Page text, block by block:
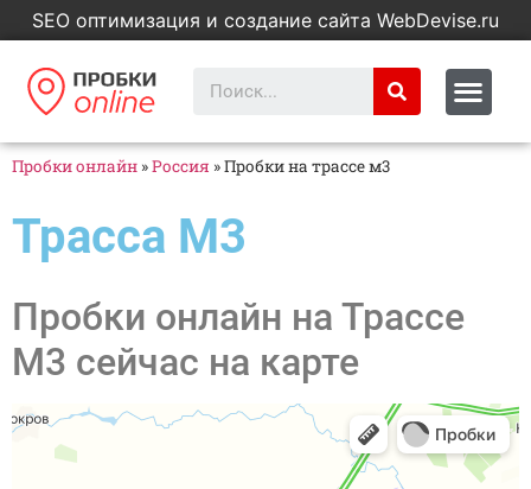
SEO оптимизация и создание сайта WebDevise.ru
Пробки онлайн »Россия »Пробки на трассе м3
Трасса М3
Пробки онлайн на Трассе
М3 сейчас на карте